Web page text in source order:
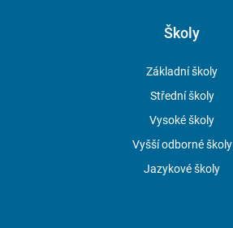
Školy
Základní školy
Střední školy
Vysoké školy
Vyšší odborné školy
Jazykové školy